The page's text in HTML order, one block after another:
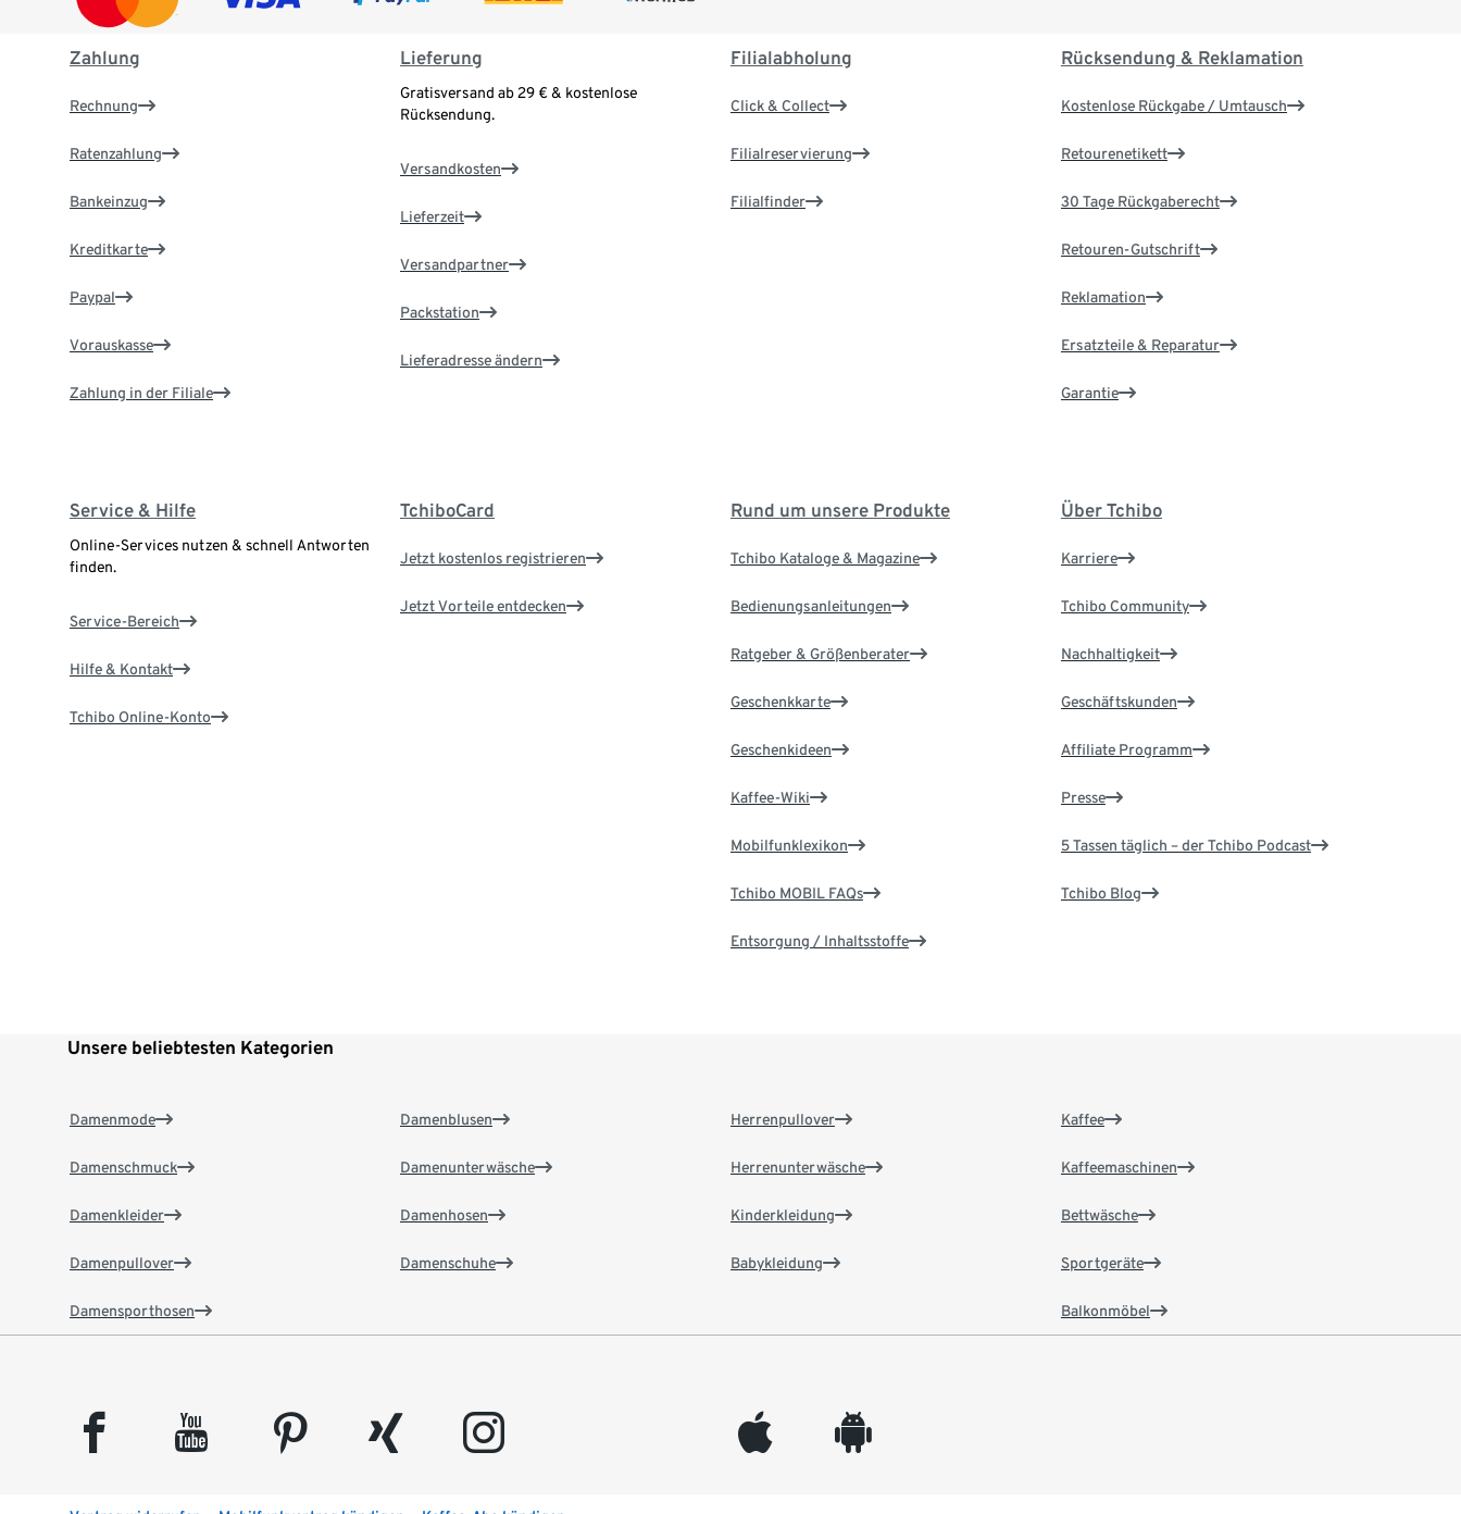
Zahlung
Rechnung
Ratenzahlung
Bankeinzug
Kreditkarte
Paypal
Vorauskasse
Zahlung in der Filiale
Lieferung
Gratisversand ab 29 € & kostenlose
Rücksendung.
Versandkosten
Lieferzeit
Versandpartner
Packstation
Lieferadresse ändern
Filialabholung
Click & Collect
Filialreservierung
Filialfinder
Rücksendung & Reklamation
Kostenlose Rückgabe / Umtausch
Retourenetikett
30 Tage Rückgaberecht
Retouren-Gutschrift
Reklamation
Ersatzteile & Reparatur
Garantie
Service & Hilfe
Online-Services nutzen & schnell Antworten
finden.
Service-Bereich
Hilfe & Kontakt
Tchibo Online-Konto
TchiboCard
Jetzt kostenlos registrieren
Jetzt Vorteile entdecken
Rund um unsere Produkte
Tchibo Kataloge & Magazine
Bedienungsanleitungen
Ratgeber & Größenberater
Geschenkkarte
Geschenkideen
Kaffee-Wiki
Mobilfunklexikon
Tchibo MOBIL FAQs
Entsorgung / Inhaltsstoffe
Über Tchibo
Karriere
Tchibo Community
Nachhaltigkeit
Geschäftskunden
Affiliate Programm
Presse
5 Tassen täglich – der Tchibo Podcast
Tchibo Blog
Unsere beliebtesten Kategorien
Damenmode
Damenschmuck
Damenkleider
Damenpullover
Damensporthosen
Damenblusen
Damenunterwäsche
Damenhosen
Damenschuhe
Herrenpullover
Herrenunterwäsche
Kinderkleidung
Babykleidung
Kaffee
Kaffeemaschinen
Bettwäsche
Sportgeräte
Balkonmöbel
facebook youtube pinterest xing instagram appleinc android